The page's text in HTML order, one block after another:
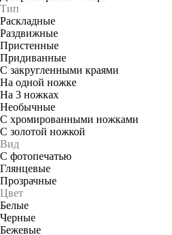
Тип
Раскладные
Раздвижные
Пристенные
Придиванные
С закругленными краями
На одной ножке
На 3 ножках
Необычные
С хромированными ножками
С золотой ножкой
Вид
С фотопечатью
Глянцевые
Прозрачные
Цвет
Белые
Черные
Бежевые